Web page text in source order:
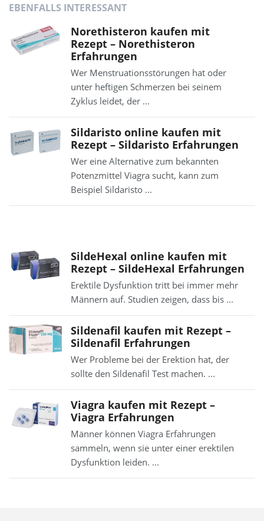
EBENFALLS INTERESSANT
Norethisteron kaufen mit
Rezept – Norethisteron
Erfahrungen
Wer Menstruationsstörungen hat oder
unter heftigen Schmerzen bei seinem
Zyklus leidet, der ...
Sildaristo online kaufen mit
Rezept – Sildaristo Erfahrungen
Wer eine Alternative zum bekannten
Potenzmittel Viagra sucht, kann zum
Beispiel Sildaristo ...
SildeHexal online kaufen mit
Rezept – SildeHexal Erfahrungen
Erektile Dysfunktion tritt bei immer mehr
Männern auf. Studien zeigen, dass bis ...
Sildenafil kaufen mit Rezept –
Sildenafil Erfahrungen
Wer Probleme bei der Erektion hat, der
sollte den Sildenafil Test machen. ...
Viagra kaufen mit Rezept –
Viagra Erfahrungen
Männer können Viagra Erfahrungen
sammeln, wenn sie unter einer erektilen
Dysfunktion leiden. ...